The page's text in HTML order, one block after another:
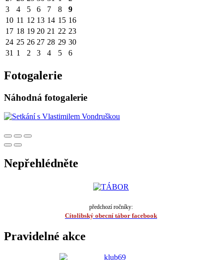
3
4 5 6 7 8
9
10 11 12 13 14 15 16
17 18 19 20 21 22 23
24 25 26 27 28 29 30
31 1 2 3 4 5 6
Fotogalerie
Náhodná fotogalerie
Nepřehlédněte
předchozí ročníky:
Cítolibský obecní tábor facebook
Pravidelné akce